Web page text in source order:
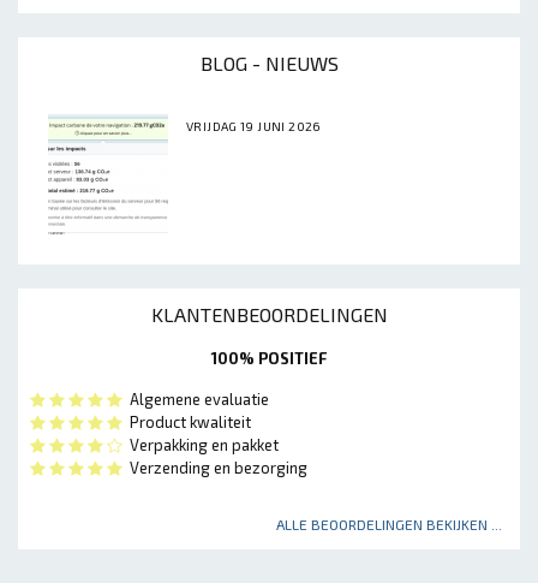
BLOG - NIEUWS
VRIJDAG 19 JUNI 2026
KLANTENBEOORDELINGEN
100% POSITIEF
Algemene evaluatie
Product kwaliteit
Verpakking en pakket
Verzending en bezorging
ALLE BEOORDELINGEN BEKIJKEN ...